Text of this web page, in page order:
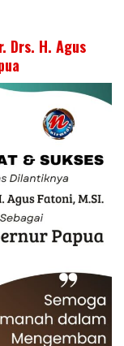
Drs. H. Agus